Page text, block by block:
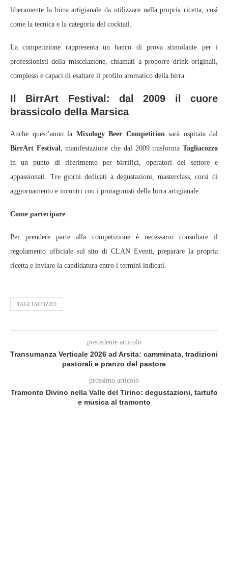
liberamente la birra artigianale da utilizzare nella propria ricetta, così
come la tecnica e la categoria del cocktail.
La competizione rappresenta un banco di prova stimolante per i
professionisti della miscelazione, chiamati a proporre drink originali,
complessi e capaci di esaltare il profilo aromatico della birra.
Il BirrArt Festival: dal 2009 il cuore
brassicolo della Marsica
Anche quest’anno la Mixology Beer Competitionsarà ospitata dal
BirrArt Festival, manifestazione che dal 2009 trasformaTagliacozzo
in un punto di riferimento per birrifici, operatori del settore e
appassionati. Tre giorni dedicati a degustazioni, masterclass, corsi di
aggiornamento e incontri con i protagonisti della birra artigianale.
Come partecipare
Per prendere parte alla competizione è necessario consultare il
regolamento ufficiale sul sito di CLAN Eventi, preparare la propria
ricetta e inviare la candidatura entro i termini indicati.
TAGLIACOZZO
precedente articolo
Transumanza Verticale 2026 ad Arsita: camminata, tradizioni
pastorali e pranzo del pastore
prossimo articolo
Tramonto Divino nella Valle del Tirino: degustazioni, tartufo
e musica al tramonto